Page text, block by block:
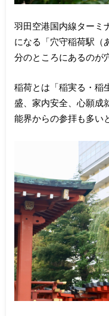
羽田空港国内線ターミ
になる「穴守稲荷駅（
分のところにあるのが
稲荷とは「稲実る・稲
盛、家内安全、心願成
能界からの参拝も多い